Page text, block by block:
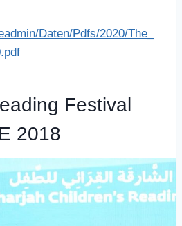
Daten/Pdfs/2020/The_
Festival
2018